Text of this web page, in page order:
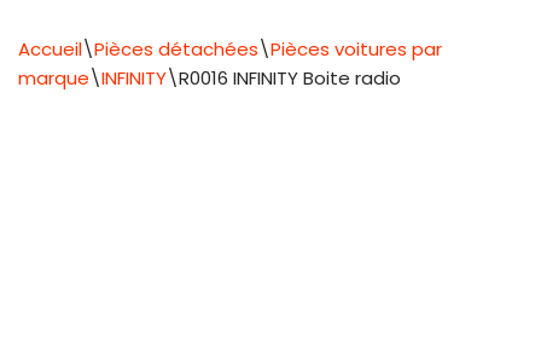
Accueil\Pièces détachées\Pièces voitures par
marque\INFINITY\R0016 INFINITY Boite radio